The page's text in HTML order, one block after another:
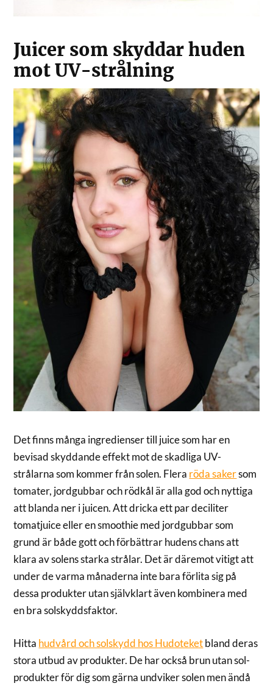
Juicer som skyddar huden
mot UV-strålning
Det finns många ingredienser till juice som har en
bevisad skyddande effekt mot de skadliga UV-
strålarna som kommer från solen. Flera röda sakersom
tomater, jordgubbar och rödkål är alla god och nyttiga
att blanda ner i juicen. Att dricka ett par deciliter
tomatjuice eller en smoothie med jordgubbar som
grund är både gott och förbättrar hudens chans att
klara av solens starka strålar. Det är däremot vitigt att
under de varma månaderna inte bara förlita sig på
dessa produkter utan självklart även kombinera med
en bra solskyddsfaktor.
Hitta hudvård och solskydd hos Hudoteketbland deras
stora utbud av produkter. De har också brun utan sol-
produkter för dig som gärna undviker solen men ändå